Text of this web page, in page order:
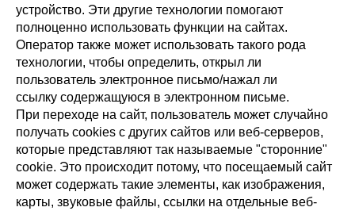
устройство. Эти другие технологии помогают
полноценно использовать функции на сайтах.
Оператор также может использовать такого рода
технологии, чтобы определить, открыл ли
пользователь электронное письмо/нажал ли
ссылку содержащуюся в электронном письме.
При переходе на сайт, пользователь может случайно
получать cookies с других сайтов или веб-серверов,
которые представляют так называемые "сторонние"
cookie. Это происходит потому, что посещаемый сайт
может содержать такие элементы, как изображения,
карты, звуковые файлы, ссылки на отдельные веб-